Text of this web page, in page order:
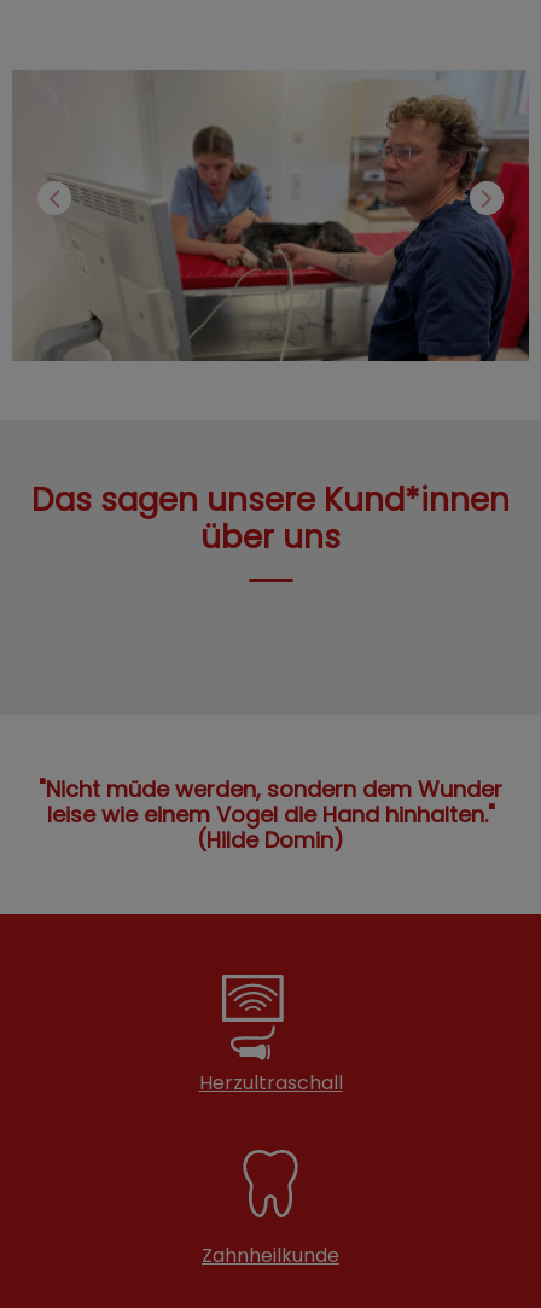
Das sagen unsere Kund*innen
über uns
"Nicht müde werden, sondern dem Wunder
leise wie einem Vogel die Hand hinhalten."
(Hilde Domin)
Herzultraschall
Zahnheilkunde